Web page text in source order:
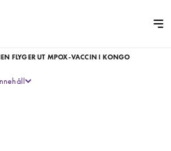
FLYGER UT MPOX-VACCIN I KONGO